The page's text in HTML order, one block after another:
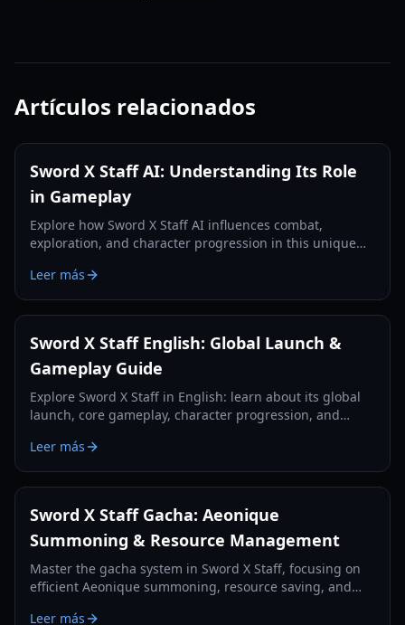
Artículos relacionados
Sword X Staff AI: Understanding Its Role
in Gameplay
Explore how Sword X Staff AI influences combat,
exploration, and character progression in this unique
Leer más
Sword X Staff English: Global Launch &
Gameplay Guide
Explore Sword X Staff in English: learn about its global
launch, core gameplay, character progression, and
Leer más
Sword X Staff Gacha: Aeonique
Summoning & Resource Management
Master the gacha system in Sword X Staff, focusing on
efficient Aeonique summoning, resource saving, and
Leer más